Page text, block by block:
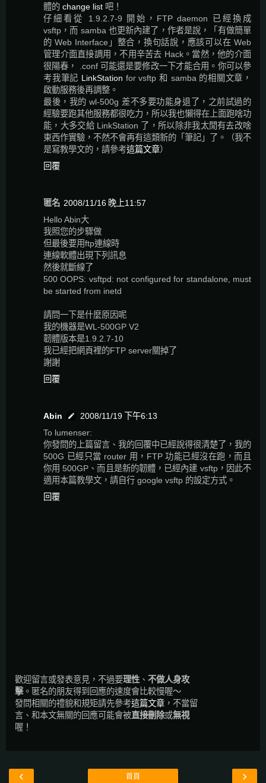
體的 change list 吧！
仔細看從 1.9.2.7-9 開始，FTP daemon 已經換成
vsftp，而 samba 也更新內建了，作者是說，「有做簡單
的 Web Interface」整合，換句話說，應該可以在 Web
管理介面直接調用，不用辛苦去 Hack。當然，他的介面
很陽春， .conf 可能還是要修改一下才能合用。你可以參
考我筆記 LinkStation for vsftp 和 samba 的相關文章，
啟動服務後再調整。
最後，我的 wl-500g 差不多要功能身退了，之前試過的
經驗要跑其他服務都很吃力，所以我也懶得在上面跑啥功
能，大多交給 LinkStation 了，所以除非我太閒有去改啥
東西作實驗，不然不會再有這類新的「筆記」了。（我不
是寫教學文的，請參考這篇文章）
回覆
匿名 2008/11/16 晚上11:57
Hello Abin大
我照您的步驟做
但最後要用ftp連線時
連線軟體出現下列訊息
然後就斷線了
500 OOPS: vsftpd: not configured for standalone, must
be started from inetd
請問一下是什麼原因呢
我的機器是WL-500GP V2
韌體版本是1.9.2.7-10
我已經把網頁裡的FTP server關掉了
謝謝
回覆
Abin
2008/11/19 下午6:13
To lumenser:
你發問的上篇留言、我的回覆中已經說得很清楚了，我的
500G 已經只當 router 用，FTP 功能已經沒在跑，而且
你用 500GP、而且是新的韌體，已經內建 vsftp，因此不
適用本篇教學文，請自行 google vsftp 的設定方式。
回覆
歡迎留言或發表意見，不過要理性 、 不做人身攻
擊。匿名的朋友得到回應的速度會比較慢喔～
發問相關的禮貌和規矩請先參考這篇文章 ，不當留
言、和本文無關的回應可能會被直接刪除或無視
喔！
‹ ›
首頁